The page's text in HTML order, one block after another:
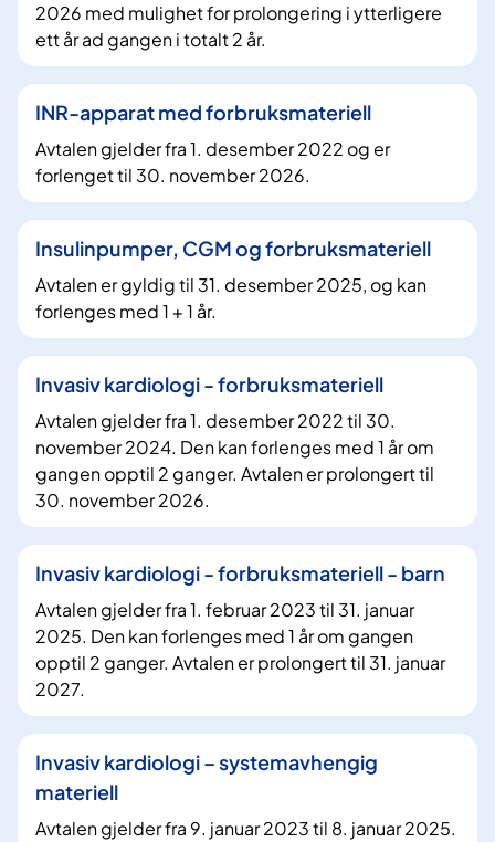
2026 med mulighet for prolongering i ytterligere
ett år ad gangen i totalt 2 år.
INR-apparat med forbruksmateriell
Avtalen gjelder fra 1. desember 2022 og er
forlenget til 30. november 2026.
Insulinpumper, CGM og forbruksmateriell
Avtalen er gyldig til 31. desember 2025, og kan
forlenges med 1 + 1 år.
Invasiv kardiologi - forbruksmateriell
Avtalen gjelder fra 1. desember 2022 til 30.
november 2024. Den kan forlenges med 1 år om
gangen opptil 2 ganger. Avtalen er prolongert til
30. november 2026.
Invasiv kardiologi - forbruksmateriell - barn​
Avtalen gjelder fra 1. februar 2023 til 31. januar
2025. Den kan forlenges med 1 år om gangen
opptil 2 ganger. Avtalen er prolongert til 31. januar
2027.
Invasiv kardiologi – systemavhengig
materiell
Avtalen gjelder fra 9. januar 2023 til 8. januar 2025.